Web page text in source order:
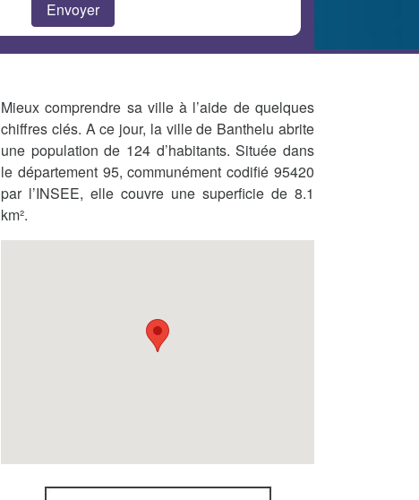
Mieux comprendre sa ville à l’aide de quelques
chiffres clés. A ce jour, la ville de Banthelu abrite
une population de 124 d’habitants. Située dans
le département 95, communément codifié 95420
par l’INSEE, elle couvre une superficie de 8.1
km².